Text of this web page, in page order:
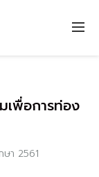
เพื่อการท่อง
า 2561